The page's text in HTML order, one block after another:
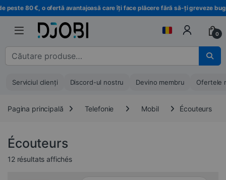
Treci la navigare
Treci la conținut
80 €, o ofertă avantajoasă care îți face plăcere fără să-ți greveze
0
Căutare pentru :
Serviciul clienți Discord-ul nostru Devino membru Ofertele
Pagina principală Telefonie Mobil Écouteurs
Écouteurs
12 résultats affichésTrié du plus récent au plus ancien